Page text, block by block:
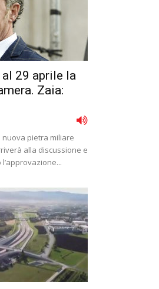
29 aprile la
Zaia:
pietra miliare
alla discussione e